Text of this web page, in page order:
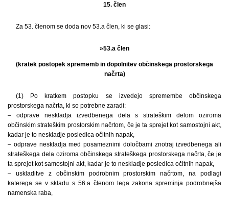
15. člen
Za 53. členom se doda nov 53.a člen, ki se glasi:
»53.a člen
(kratek postopek sprememb in dopolnitev občinskega prostorskega
načrta)
(1) Po kratkem postopku se izvedejo spremembe občinskega
prostorskega načrta, ki so potrebne zaradi:
– odprave neskladja izvedbenega dela s strateškim delom oziroma
občinskim strateškim prostorskim načrtom, če je ta sprejet kot samostojni akt,
kadar je to neskladje posledica očitnih napak,
– odprave neskladja med posameznimi določbami znotraj izvedbenega ali
strateškega dela oziroma občinskega strateškega prostorskega načrta, če je
ta sprejet kot samostojni akt, kadar je to neskladje posledica očitnih napak,
– uskladitve z občinskim podrobnim prostorskim načrtom, na podlagi
katerega se v skladu s 56.a členom tega zakona spreminja podrobnejša
namenska raba,